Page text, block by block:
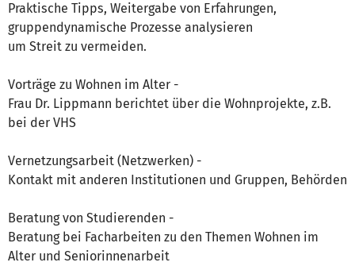
Praktische Tipps, Weitergabe von Erfahrungen,
gruppendynamische Prozesse analysieren
um Streit zu vermeiden.
Vorträge zu Wohnen im Alter -
Frau Dr. Lippmann berichtet über die Wohnprojekte, z.B.
bei der VHS
Vernetzungsarbeit (Netzwerken) -
Kontakt mit anderen Institutionen und Gruppen, Behörden
Beratung von Studierenden -
Beratung bei Facharbeiten zu den Themen Wohnen im
Alter und Seniorinnenarbeit